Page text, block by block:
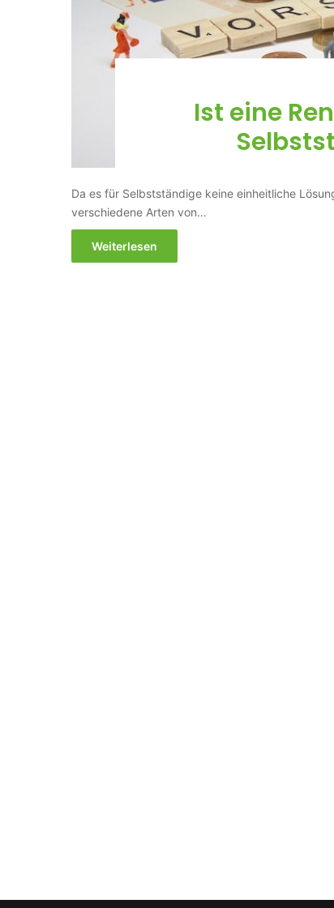
Ist eine
Da es für Selbstständige keine einheitliche
verschiedene Arten von…
Weiterlesen